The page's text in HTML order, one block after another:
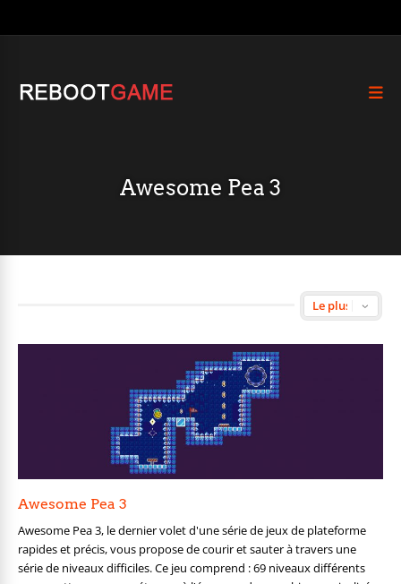
Awesome Pea 3
Awesome Pea 3
Awesome Pea 3, le dernier volet d'une série de jeux de plateforme
rapides et précis, vous propose de courir et sauter à travers une
série de niveaux difficiles. Ce jeu comprend : 69 niveaux différents